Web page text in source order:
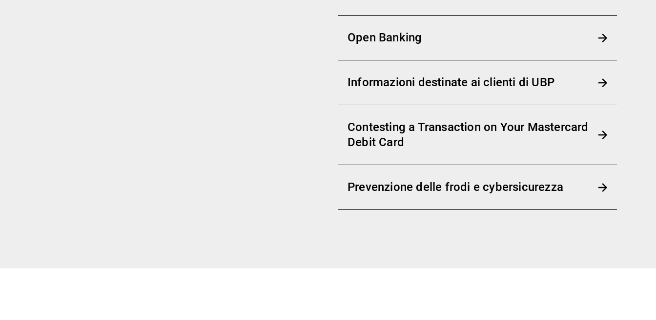
Open Banking
Informazioni destinate ai clienti di UBP
Contesting a Transaction on Your Mastercard
Debit Card
Prevenzione delle frodi e cybersicurezza